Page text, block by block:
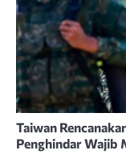
Taiwan
Penghindar Wajib